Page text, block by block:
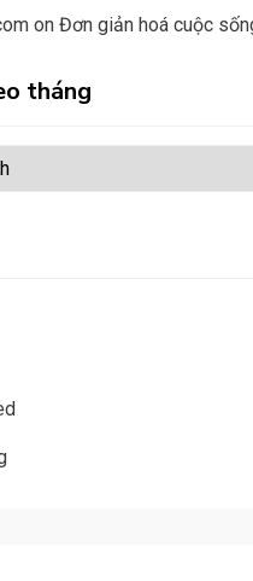
on Đơn giản hoá cuộc
tháng